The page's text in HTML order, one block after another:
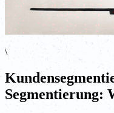
\
Segmentierung: